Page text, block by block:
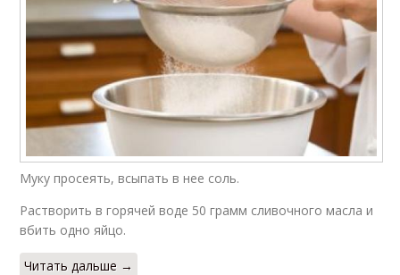
Муку просеять, всыпать в нее соль.
Растворить в горячей воде 50 грамм сливочного масла и
вбить одно яйцо.
Читать дальше →